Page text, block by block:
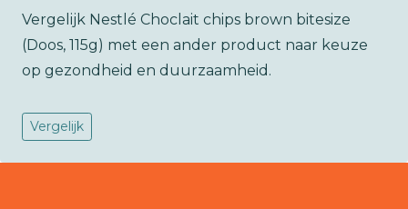
Vergelijk Nestlé Choclait chips brown bitesize
(Doos, 115g) met een ander product naar keuze
op gezondheid en duurzaamheid.
Vergelijk